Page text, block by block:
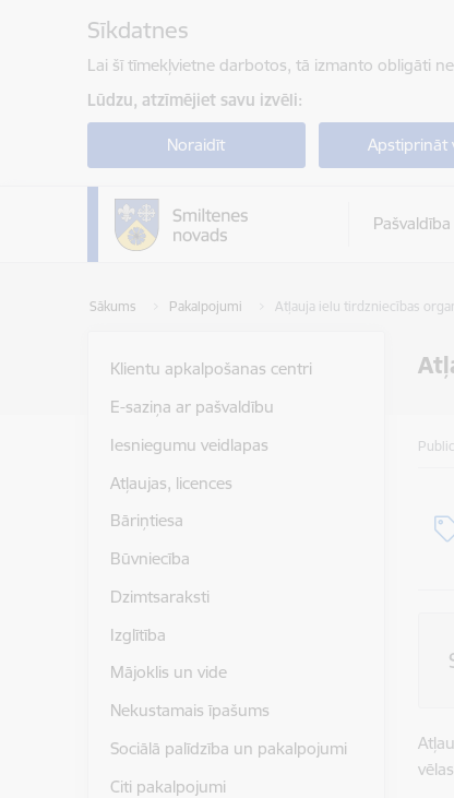
Sīkdatnes
Lai šī tīmekļvietne darbotos, tā izmanto obligāti
Lūdzu, atzīmējiet savu izvēli:
Noraidīt Apstiprināt
Pašvaldība
Sākums Pakalpojumi Atļauja ielu tirdzniecības
Klientu apkalpošanas centri
E-saziņa ar pašvaldību
Iesniegumu veidlapas
Atļaujas, licences
Bāriņtiesa
Būvniecība
Dzimtsaraksti
Izglītība
Mājoklis un vide
Nekustamais īpašums
Sociālā palīdzība un pakalpojumi
Citi pakalpojumi